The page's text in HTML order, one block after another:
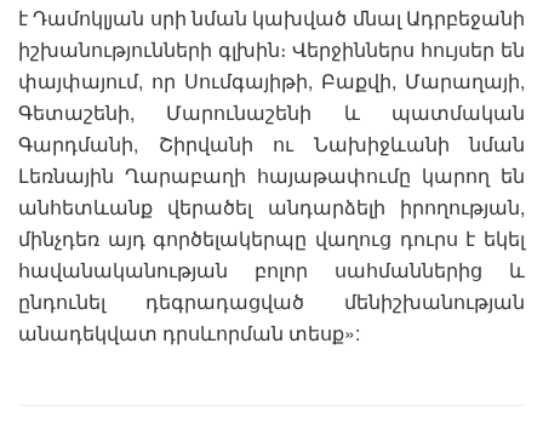
է Դամոկլյան սրի նման կախված մնալ Ադրբեջանի
իշխանությունների գլխին։ Վերջիններս հույսեր են
փայփայում, որ Սումգայիթի, Բաքվի, Մարաղայի,
Գետաշենի, Մարունաշենի և պատմական
Գարդմանի, Շիրվանի ու Նախիջևանի նման
Լեռնային Ղարաբաղի հայաթափումը կարող են
անհետևանք վերածել անդարձելի իրողության,
մինչդեռ այդ գործելակերպը վաղուց դուրս է եկել
հավանականության բոլոր սահմաններից և
ընդունել դեգրադացված մենիշխանության
անադեկվատ դրսևորման տեսք»: